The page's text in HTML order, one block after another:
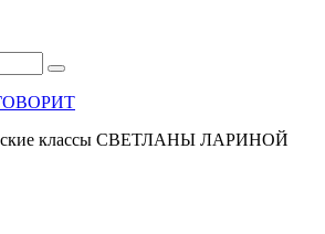
классы СВЕТЛАНЫ ЛАРИНОЙ